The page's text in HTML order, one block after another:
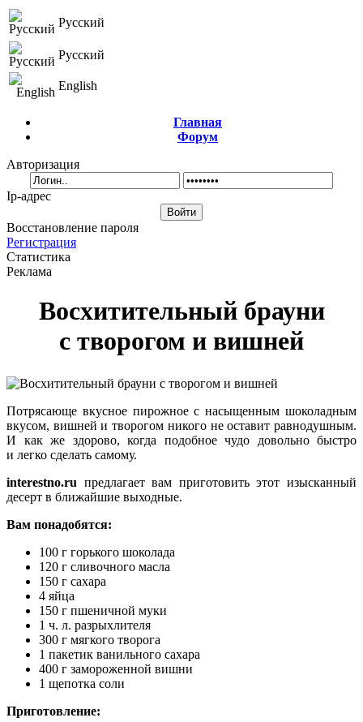
Русский
Русский
English
Главная
Форум
Авторизация
Ip-адрес
Восстановление пароля
Регистрация
Статистика
Реклама
Восхитительный брауни
с творогом и вишней
Потрясающе вкусное пирожное с насыщенным шоколадным
вкусом, вишней и творогом никого не оставит равнодушным.
И как же здорово, когда подобное чудо довольно быстро
и легко сделать самому.
interestno.ru предлагает вам приготовить этот изысканный
десерт в ближайшие выходные.
Вам понадобятся:
100 г горького шоколада
120 г сливочного масла
150 г сахара
4 яйца
150 г пшеничной муки
1 ч. л. разрыхлителя
300 г мягкого творога
1 пакетик ванильного сахара
400 г замороженной вишни
1 щепотка соли
Приготовление: